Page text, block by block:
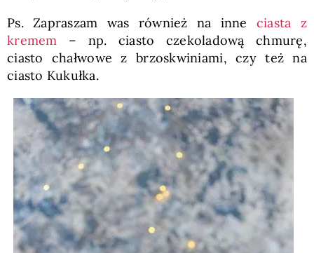
Ps. Zapraszam was również na inne ciasta z
kremem – np. ciasto czekoladową chmurę,
ciasto chałwowe z brzoskwiniami, czy też na
ciasto Kukułka.